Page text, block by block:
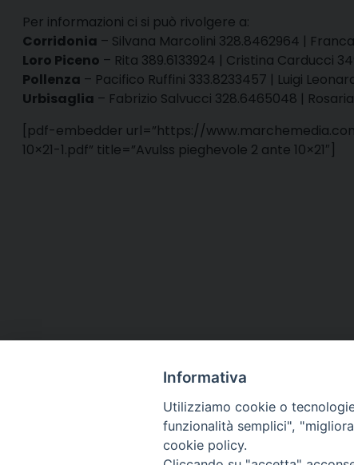
Per informazioni ci si può rivolgere a:
Corridonia – Silvana Marcolini 328.8462964 |
Loro Piceno – Rita 389.6133924 | Cristina Carducci
Pollenza – Pacifico Ruffini 333.8233457 | Luigi
Urbisaglia – Fabrizio Salvucci 328.6465048 |
[pdf-embedder url=”https://
10×21-1.pdf” title=”Avulss pieghevole 2 ante 10×21″]
Informativa
Utilizziamo cookie o
funzionalità semplici",
cookie policy.